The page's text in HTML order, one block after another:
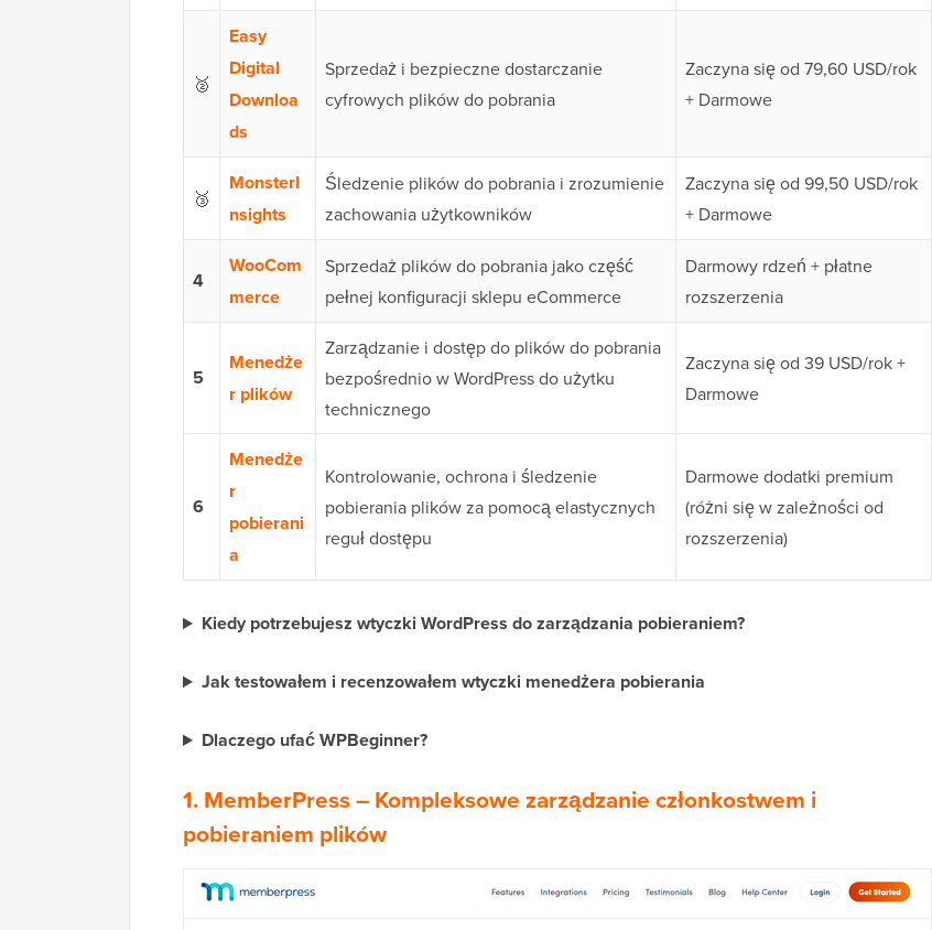
🥈
Easy
Digital
Downloa
ds
Sprzedaż i bezpieczne dostarczanie
cyfrowych plików do pobrania
Zaczyna się od 79,60 USD/rok
+ Darmowe
🥉
MonsterI
nsights
Śledzenie plików do pobrania i zrozumienie
zachowania użytkowników
Zaczyna się od 99,50 USD/rok
+ Darmowe
4
WooCom
merce
Sprzedaż plików do pobrania jako część
pełnej konfiguracji sklepu eCommerce
Darmowy rdzeń + płatne
rozszerzenia
5
Menedże
r plików
Zarządzanie i dostęp do plików do pobrania
bezpośrednio w WordPress do użytku
technicznego
Zaczyna się od 39 USD/rok +
Darmowe
6
Menedże
r
pobierani
a
Kontrolowanie, ochrona i śledzenie
pobierania plików za pomocą elastycznych
reguł dostępu
Darmowe dodatki premium
(różni się w zależności od
rozszerzenia)
Kiedy potrzebujesz wtyczki WordPress do zarządzania pobieraniem?
Jak testowałem i recenzowałem wtyczki menedżera pobierania
Dlaczego ufać WPBeginner?
1. MemberPress– Kompleksowe zarządzanie członkostwem i
pobieraniem plików